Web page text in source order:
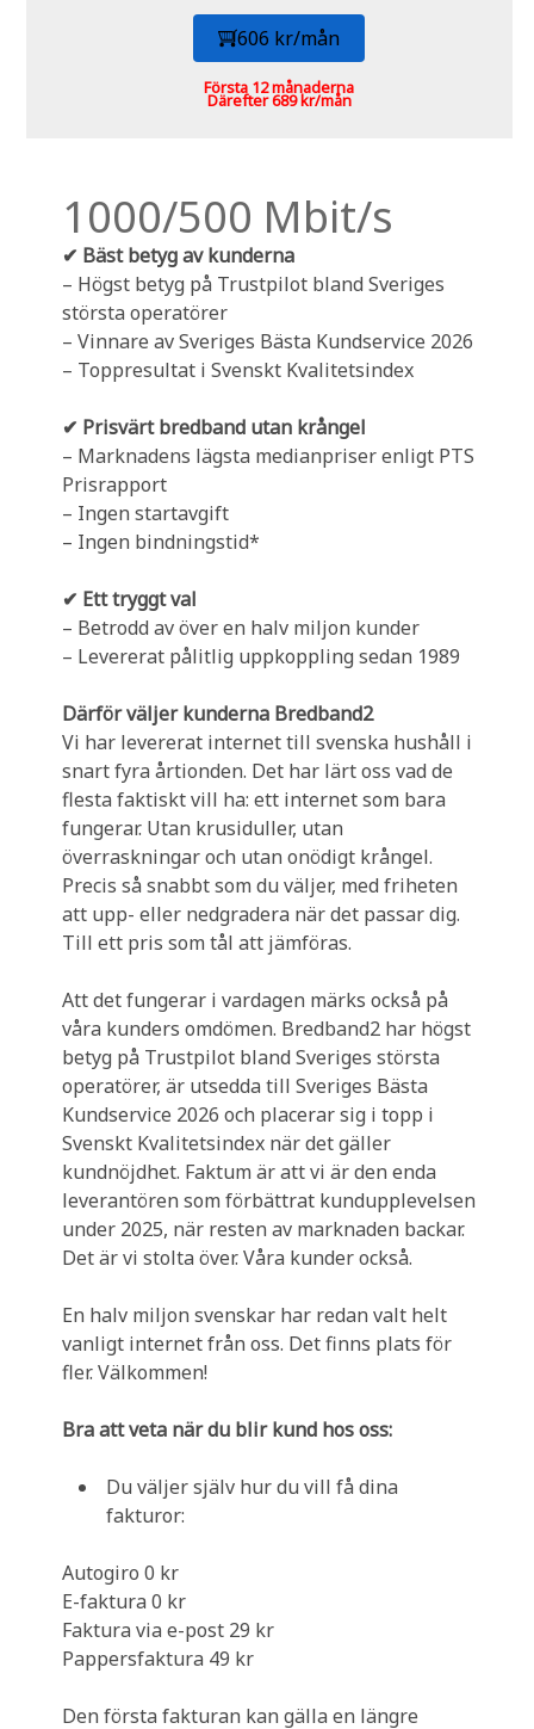
606 kr/mån
Första 12 månaderna
Därefter 689 kr/mån
1000/500 Mbit/s
✔ Bäst betyg av kunderna
– Högst betyg på Trustpilot bland Sveriges
största operatörer
– Vinnare av Sveriges Bästa Kundservice 2026
– Toppresultat i Svenskt Kvalitetsindex
✔ Prisvärt bredband utan krångel
– Marknadens lägsta medianpriser enligt PTS
Prisrapport
– Ingen startavgift
– Ingen bindningstid*
✔ Ett tryggt val
– Betrodd av över en halv miljon kunder
– Levererat pålitlig uppkoppling sedan 1989
Därför väljer kunderna Bredband2
Vi har levererat internet till svenska hushåll i
snart fyra årtionden. Det har lärt oss vad de
flesta faktiskt vill ha: ett internet som bara
fungerar. Utan krusiduller, utan
överraskningar och utan onödigt krångel.
Precis så snabbt som du väljer, med friheten
att upp- eller nedgradera när det passar dig.
Till ett pris som tål att jämföras.
Att det fungerar i vardagen märks också på
våra kunders omdömen. Bredband2 har högst
betyg på Trustpilot bland Sveriges största
operatörer, är utsedda till Sveriges Bästa
Kundservice 2026 och placerar sig i topp i
Svenskt Kvalitetsindex när det gäller
kundnöjdhet. Faktum är att vi är den enda
leverantören som förbättrat kundupplevelsen
under 2025, när resten av marknaden backar.
Det är vi stolta över. Våra kunder också.
En halv miljon svenskar har redan valt helt
vanligt internet från oss. Det finns plats för
fler. Välkommen!
Bra att veta när du blir kund hos oss:
Du väljer själv hur du vill få dina
fakturor:
Autogiro 0 kr
E-faktura 0 kr
Faktura via e-post 29 kr
Pappersfaktura 49 kr
Den första fakturan kan gälla en längre